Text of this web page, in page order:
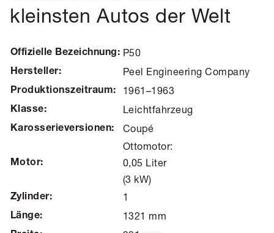
kleinsten Autos der Welt
Offizielle Bezeichnung: P50
Hersteller: Peel Engineering Company
Produktionszeitraum: 1961–1963
Klasse: Leichtfahrzeug
Karosserieversionen: Coupé
Motor:
Ottomotor:
0,05 Liter
(3 kW)
Zylinder: 1
Länge: 1321 mm